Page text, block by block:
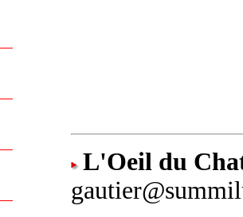
L'Oeil du